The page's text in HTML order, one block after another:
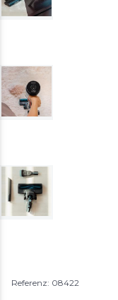
Referenz: 08422